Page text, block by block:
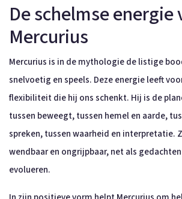
De schelmse energie
Mercurius
Mercurius is in de mythologie de listige
snelvoetig en speels. Deze energie leeft
flexibiliteit die hij ons schenkt. Hij is de
tussen beweegt, tussen hemel en aarde,
spreken, tussen waarheid en interpretatie.
wendbaar en ongrijpbaar, net als
evolueren.